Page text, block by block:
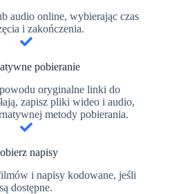
audio online, wybierając czas
i zakończenia.
pobieranie
oryginalne linki do
zapisz pliki wideo i audio,
metody pobierania.
napisy
i napisy kodowane, jeśli
są dostępne.